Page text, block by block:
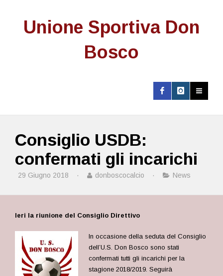
Unione Sportiva Don
Bosco
Consiglio USDB:
confermati gli incarichi
29 Giugno 2018 · donboscocalcio · News
Ieri la riunione del Consiglio Direttivo
In occasione della seduta del Consiglio
dell’U.S. Don Bosco sono stati
confermati tutti gli incarichi per la
stagione 2018/2019. Seguirà